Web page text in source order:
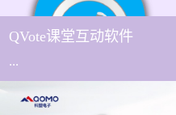
QVote课堂互动软件
...